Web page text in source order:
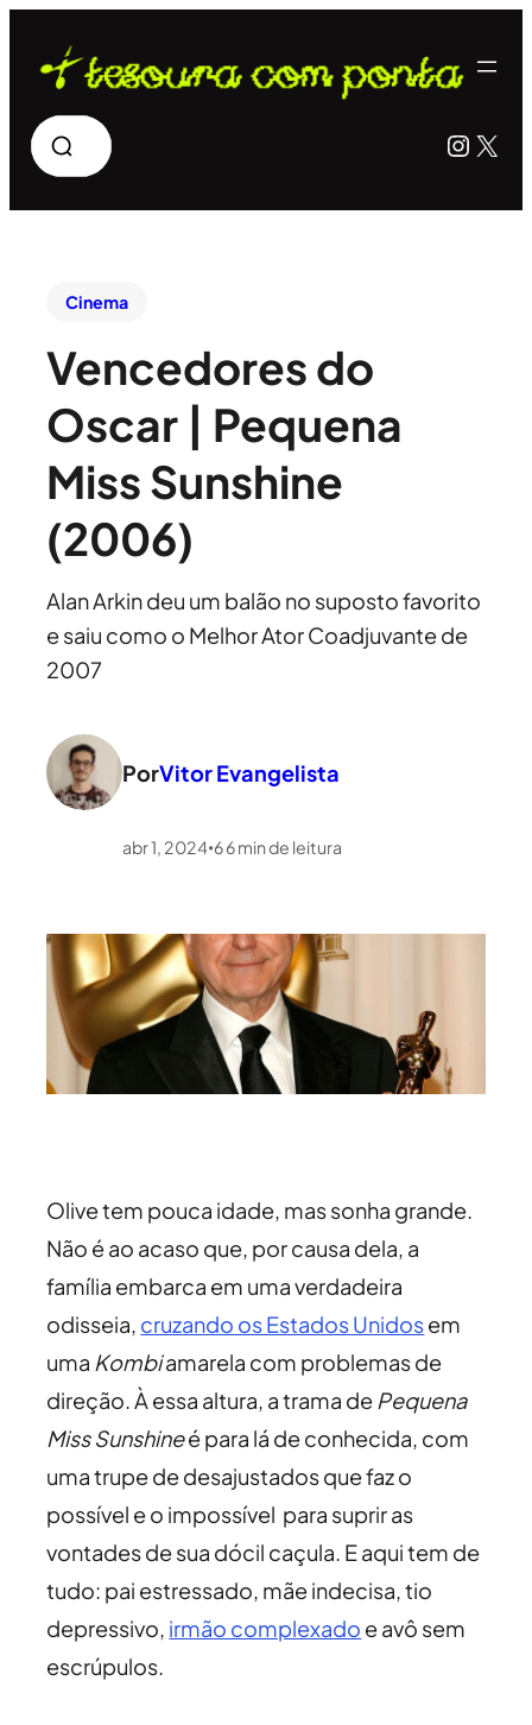
Pesquisar X
Cinema
Vencedores do
Oscar | Pequena
Miss Sunshine
(2006)
Alan Arkin deu um balão no suposto favorito
e saiu como o Melhor Ator Coadjuvante de
2007
PorVitor Evangelista
abr 1, 2024•66min de leitura
Olive tem pouca idade, mas sonha grande.
Não é ao acaso que, por causa dela, a
família embarca em uma verdadeira
odisseia, cruzando os Estados Unidosem
uma Kombiamarela com problemas de
direção. À essa altura, a trama de Pequena
Miss Sunshineé para lá de conhecida, com
uma trupe de desajustados que faz o
possível e o impossível para suprir as
vontades de sua dócil caçula. E aqui tem de
tudo: pai estressado, mãe indecisa, tio
depressivo, irmão complexado e avô sem
escrúpulos.